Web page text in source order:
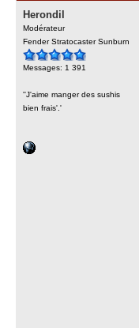
Herondil
Modérateur
Fender Stratocaster Sunburn
Messages: 1 391
''J'aime manger des sushis
bien frais'.'